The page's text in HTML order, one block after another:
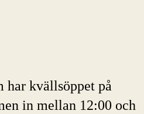
har kvällsöppet på
in mellan 12:00 och